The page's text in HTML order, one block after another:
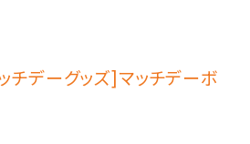
チデーグッズ]マッチデーボ